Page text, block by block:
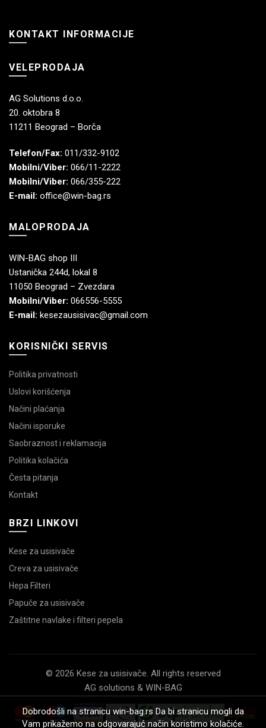
KONTAKT INFORMACIJE
VELEPRODAJA
AG Solutions d.o.o.
20. oktobra 8
11211 Beograd – Borča
Telefon/Fax: 011/332-9102
Mobilni/Viber: 066/11-2222
Mobilni/Viber: 066/355-222
E-mail: office@win-bag.rs
MALOPRODAJA
WIN-BAG shop III
Ustanička 244d, lokal 8
11050 Beograd – Zvezdara
Mobilni/Viber: 066556-5555
E-mail: kesezausisivac@gmail.com
KORISNIČKI SERVIS
Politika privatnosti
Uslovi korišćenja
Načini plaćanja
Načini isporuke
Saobraznost i reklamacija
Politika kolačića
Česta pitanja
Kontakt
BRZI LINKOVI
Kese za usisivače
Creva za usisivače
Hepa Filteri
Papuče za usisivače
Zaštitne navlake i filteri pepela
© 2026 Kese za usisivače. All rights reserved
AG solutions & WIN-BAG
Dobrodošli na stranicu win-bag.rs Da bi stranicu mogli da
Vam prikažemo na odgovarajuć način koristimo kolačiće.